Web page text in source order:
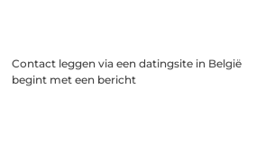
Contact leggen via een datingsite in België
begint met een bericht